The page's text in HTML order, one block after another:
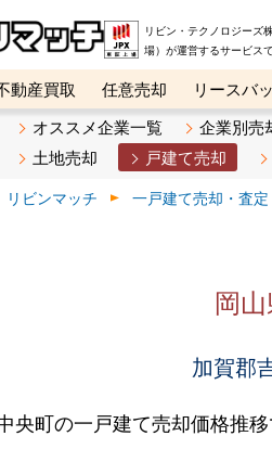
リビン・テクノロジーズ
場）が運営するサービ
動産買取 任意売却 リースバ
ベスト不動産カンパニー オンラ
オススメ企業一覧 企業別売
土地売却 戸建て売却
リビンマッチ 一戸建て売却・査定
岡
加賀郡
央町の一戸建て売却価格推移